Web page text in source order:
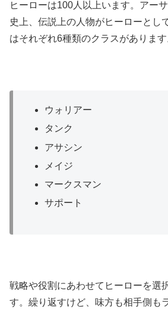
ヒーローは100人以上います。アー
史上、伝説上の人物がヒーローとし
はそれぞれ6種類のクラスがあります
ウォリアー
タンク
アサシン
メイジ
マークスマン
サポート
戦略や役割にあわせてヒーローを選
す。繰り返すけど、味方も相手側も